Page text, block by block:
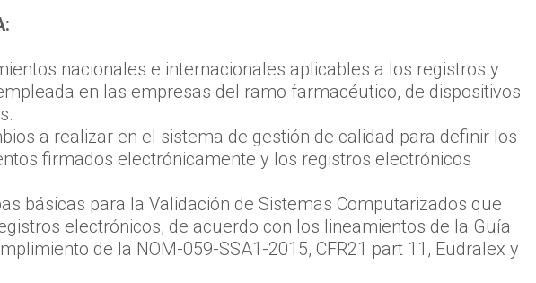
nacionales e internacionales aplicables a los registros y
en las empresas del ramo farmacéutico, de dispositivos
a realizar en el sistema de gestión de calidad para definir los
firmados electrónicamente y los registros electrónicos
básicas para la Validación de Sistemas Computarizados que
electrónicos, de acuerdo con los lineamientos de la Guía
de la NOM-059-SSA1-2015, CFR21 part 11, Eudralex y